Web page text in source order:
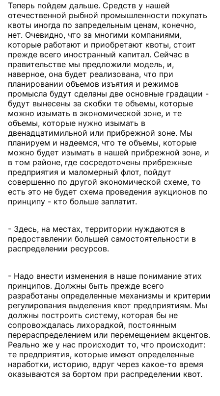
Теперь пойдем дальше. Средств у нашей
отечественной рыбной промышленности покупать
квоты иногда по запредельным ценам, конечно,
нет. Очевидно, что за многими компаниями,
которые работают и приобретают квоты, стоит
прежде всего иностранный капитал. Сейчас в
правительстве мы предложили модель, и,
наверное, она будет реализована, что при
планировании объемов изъятия и режимов
промысла будут сделаны две основные градации -
будут вынесены за скобки те объемы, которые
можно изымать в экономической зоне, и те
объемы, которые нужно изымать в
двенадцатимильной или прибрежной зоне. Мы
планируем и надеемся, что те объемы, которые
можно будет изымать в нашей прибрежной зоне, и
в том районе, где сосредоточены прибрежные
предприятия и маломерный флот, пойдут
совершенно по другой экономической схеме, то
есть это не будет схема проведения аукционов по
принципу - кто больше заплатит.
- Здесь, на местах, территории нуждаются в
предоставлении большей самостоятельности в
распределении ресурсов.
- Надо внести изменения в наше понимание этих
принципов. Должны быть прежде всего
разработаны определенные механизмы и критерии
регулирования выделения квот предприятиям. Мы
должны построить систему, которая бы не
сопровождалась лихорадкой, постоянным
перераспределением или перемещением акцентов.
Реально же у нас происходит то, что происходит:
те предприятия, которые имеют определенные
наработки, историю, вдруг через какое-то время
оказываются за бортом при распределении квот.